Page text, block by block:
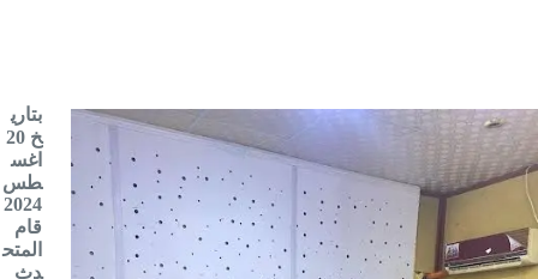
بتاري
خ 20
اغس
طس
2024
قام
المتح
دث